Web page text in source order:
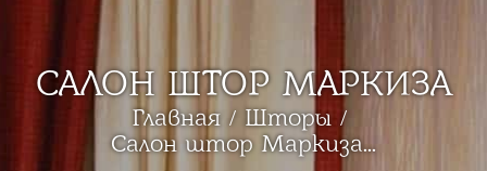
САЛОН ШТОР МАРКИЗА
Главная
Шторы
Салон штор Маркиза...